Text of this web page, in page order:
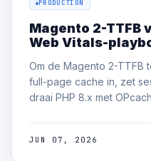
PRODUCTION
Magento 2-TTFB
Web Vitals-
Om de Magento 2-TTFB
full-page cache in, zet
draai PHP 8.x met
constant wordt
JUN 07, 2026